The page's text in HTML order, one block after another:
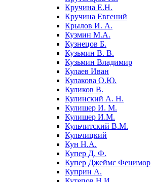
Кручина Е.Н.
Кручина Евгений
Крылов И. А.
Кузмин М.А.
Кузнецов Б.
Кузьмин В. В.
Кузьмин Владимир
Кулаев Иван
Кулакова О.Ю.
Куликов В.
Кулинский А. Н.
Кулишер И. М.
Кулишер И.М.
Кульчитский В.М.
Кульчицкий
Кун Н.А.
Купер Д. Ф.
Купер Джеймс Фенимор
Куприн А.